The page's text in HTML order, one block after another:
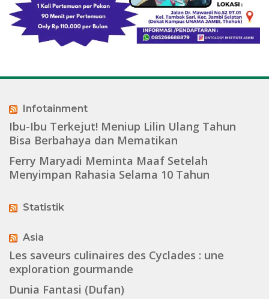
Infotainment
Ibu-Ibu Terkejut! Meniup Lilin Ulang Tahun
Bisa Berbahaya dan Mematikan
Ferry Maryadi Meminta Maaf Setelah
Menyimpan Rahasia Selama 10 Tahun
Statistik
Asia
Les saveurs culinaires des Cyclades : une
exploration gourmande
Dunia Fantasi (Dufan)